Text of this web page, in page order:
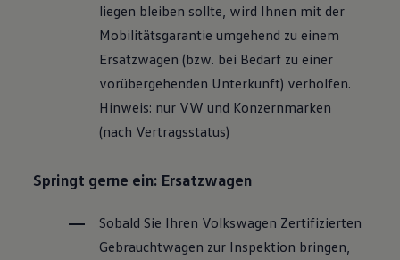
liegen bleiben sollte, wird Ihnen mit der
Mobilitätsgarantie umgehend zu einem
Ersatzwagen (bzw. bei Bedarf zu einer
vorübergehenden Unterkunft) verholfen.
Hinweis: nur VW und Konzernmarken
(nach Vertragsstatus)
Springt gerne ein: Ersatzwagen
Sobald Sie Ihren Volkswagen Zertifizierten
Gebrauchtwagen zur Inspektion bringen,